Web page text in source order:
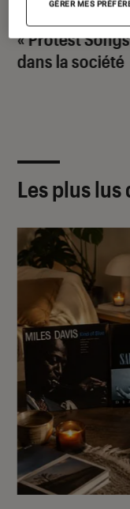
« Protest
dans la société
Les plus lus
GÉRER MES